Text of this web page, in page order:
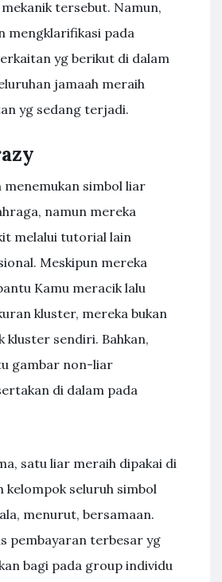
tersebut. Namun,
mengklarifikasi pada
yg berikut di dalam
jamaah meraih
yg sedang terjadi.
menemukan simbol liar
namun mereka
melalui tutorial lain
Meskipun mereka
Kamu meracik lalu
kluster, mereka bukan
kluster sendiri. Bahkan,
gambar non-liar
di dalam pada
satu liar meraih dipakai di
kelompok seluruh simbol
menurut, bersamaan.
pembayaran terbesar yg
bagi pada group individu